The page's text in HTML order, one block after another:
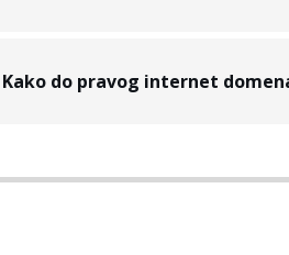
Kako do pravog internet